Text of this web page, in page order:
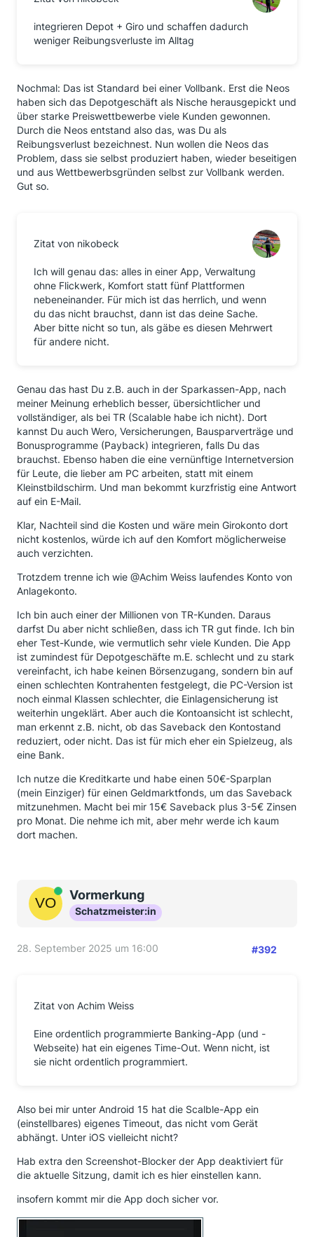
integrieren Depot + Giro und schaffen dadurch
weniger Reibungsverluste im Alltag
Nochmal: Das ist Standard bei einer Vollbank. Erst die Neos
haben sich das Depotgeschäft als Nische herausgepickt und
über starke Preiswettbewerbe viele Kunden gewonnen.
Durch die Neos entstand also das, was Du als
Reibungsverlust bezeichnest. Nun wollen die Neos das
Problem, dass sie selbst produziert haben, wieder beseitigen
und aus Wettbewerbsgründen selbst zur Vollbank werden.
Gut so.
Zitat von nikobeck
Ich will genau das: alles in einer App, Verwaltung
ohne Flickwerk, Komfort statt fünf Plattformen
nebeneinander. Für mich ist das herrlich, und wenn
du das nicht brauchst, dann ist das deine Sache.
Aber bitte nicht so tun, als gäbe es diesen Mehrwert
für andere nicht.
Genau das hast Du z.B. auch in der Sparkassen-App, nach
meiner Meinung erheblich besser, übersichtlicher und
vollständiger, als bei TR (Scalable habe ich nicht). Dort
kannst Du auch Wero, Versicherungen, Bausparverträge und
Bonusprogramme (Payback) integrieren, falls Du das
brauchst. Ebenso haben die eine vernünftige Internetversion
für Leute, die lieber am PC arbeiten, statt mit einem
Kleinstbildschirm. Und man bekommt kurzfristig eine Antwort
auf ein E-Mail.
Klar, Nachteil sind die Kosten und wäre mein Girokonto dort
nicht kostenlos, würde ich auf den Komfort möglicherweise
auch verzichten.
Trotzdem trenne ich wie @Achim Weiss laufendes Konto von
Anlagekonto.
Ich bin auch einer der Millionen von TR-Kunden. Daraus
darfst Du aber nicht schließen, dass ich TR gut finde. Ich bin
eher Test-Kunde, wie vermutlich sehr viele Kunden. Die App
ist zumindest für Depotgeschäfte m.E. schlecht und zu stark
vereinfacht, ich habe keinen Börsenzugang, sondern bin auf
einen schlechten Kontrahenten festgelegt, die PC-Version ist
noch einmal Klassen schlechter, die Einlagensicherung ist
weiterhin ungeklärt. Aber auch die Kontoansicht ist schlecht,
man erkennt z.B. nicht, ob das Saveback den Kontostand
reduziert, oder nicht. Das ist für mich eher ein Spielzeug, als
eine Bank.
Ich nutze die Kreditkarte und habe einen 50€-Sparplan
(mein Einziger) für einen Geldmarktfonds, um das Saveback
mitzunehmen. Macht bei mir 15€ Saveback plus 3-5€ Zinsen
pro Monat. Die nehme ich mit, aber mehr werde ich kaum
dort machen.
OnlineVormerkung
Schatzmeister:in
28. September 2025 um 16:00 #392
Zitat von Achim Weiss
Eine ordentlich programmierte Banking-App (und -
Webseite) hat ein eigenes Time-Out. Wenn nicht, ist
sie nicht ordentlich programmiert.
Also bei mir unter Android 15 hat die Scalble-App ein
(einstellbares) eigenes Timeout, das nicht vom Gerät
abhängt. Unter iOS vielleicht nicht?
Hab extra den Screenshot-Blocker der App deaktiviert für
die aktuelle Sitzung, damit ich es hier einstellen kann.
insofern kommt mir die App doch sicher vor.